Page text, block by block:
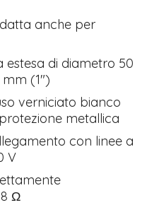
anche per
di diametro 50
(1")
verniciato bianco
metallica
con linee a
V
Ω